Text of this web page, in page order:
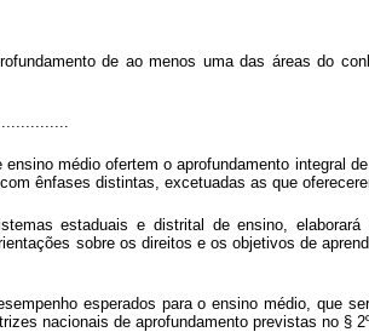
de ao menos uma das áreas do
médio ofertem o aprofundamento integral
ênfases distintas, excetuadas as que
estaduais e distrital de ensino,
sobre os direitos e os objetivos de
esperados para o ensino médio, que
nacionais de aprofundamento previstas no §